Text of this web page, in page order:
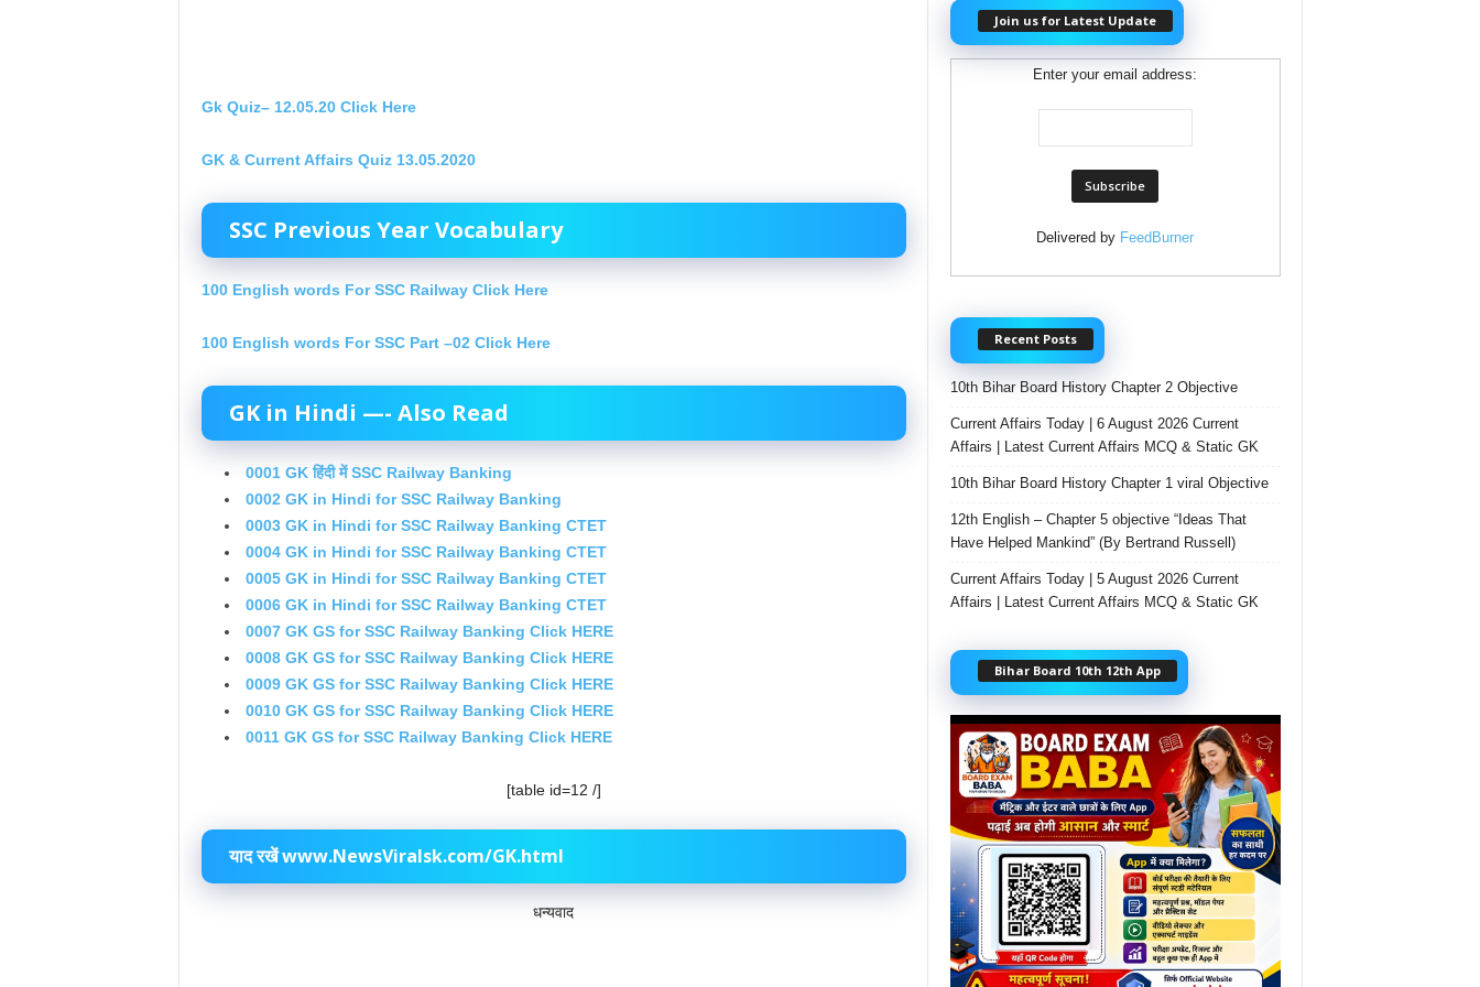
Gk Quiz– 12.05.20 Click Here
GK & Current Affairs Quiz 13.05.2020
SSC Previous Year Vocabulary
100 English words For SSC Railway Click Here
100 English words For SSC Part –02 Click Here
GK in Hindi —- Also Read
0001 GK हिंदी में SSC Railway Banking
0002 GK in Hindi for SSC Railway Banking
0003 GK in Hindi for SSC Railway Banking CTET
0004 GK in Hindi for SSC Railway Banking CTET
0005 GK in Hindi for SSC Railway Banking CTET
0006 GK in Hindi for SSC Railway Banking CTET
0007 GK GS for SSC Railway Banking Click HERE
0008 GK GS for SSC Railway Banking Click HERE
0009 GK GS for SSC Railway Banking Click HERE
0010 GK GS for SSC Railway Banking Click HERE
0011 GK GS for SSC Railway Banking Click HERE
[table id=12 /]
याद रखें www.NewsViralsk.com/GK.html
धन्यवाद
Join us for Latest Update
Enter your email address:
Delivered by FeedBurner
Recent Posts
10th Bihar Board History Chapter 2 Objective
Current Affairs Today | 6 August 2026 Current
Affairs | Latest Current Affairs MCQ & Static GK
10th Bihar Board History Chapter 1 viral Objective
12th English – Chapter 5 objective “Ideas That
Have Helped Mankind” (By Bertrand Russell)
Current Affairs Today | 5 August 2026 Current
Affairs | Latest Current Affairs MCQ & Static GK
Bihar Board 10th 12th App